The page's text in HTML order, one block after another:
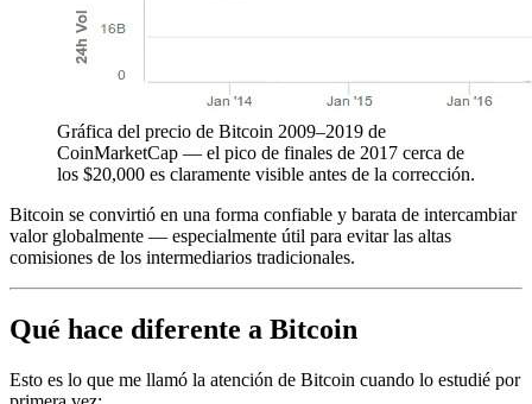
Gráfica del precio de Bitcoin 2009–2019 de
CoinMarketCap — el pico de finales de 2017 cerca de
los $20,000 es claramente visible antes de la corrección.
Bitcoin se convirtió en una forma confiable y barata de intercambiar
valor globalmente — especialmente útil para evitar las altas
comisiones de los intermediarios tradicionales.
Qué hace diferente a Bitcoin
Esto es lo que me llamó la atención de Bitcoin cuando lo estudié por